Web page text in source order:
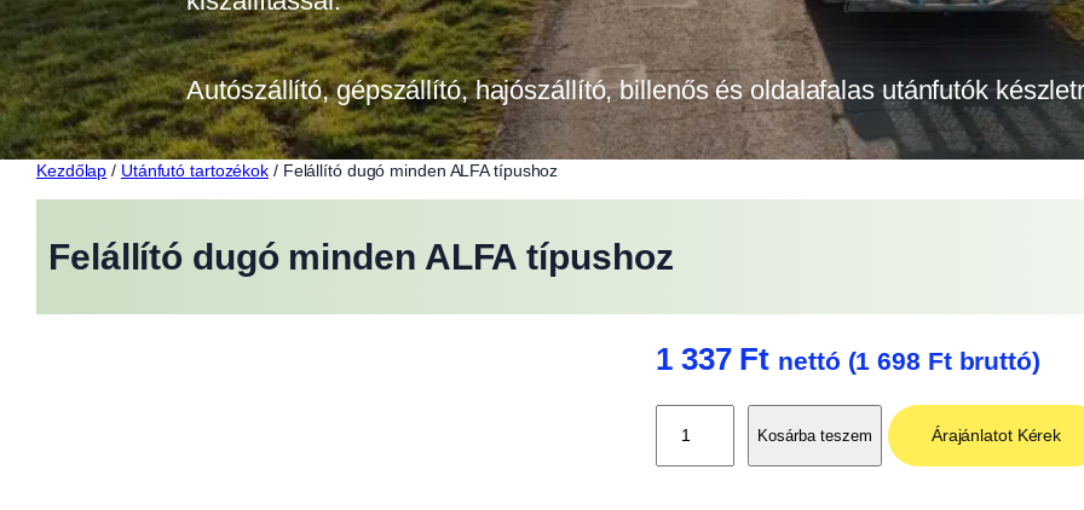
Autószállító, gépszállító, hajószállító, billenős és oldalafalas utánfutók
Kezdőlap / Utánfutó tartozékok / Felállító dugó minden ALFA típushoz
Felállító dugó minden ALFA típushoz
1 337 Ft nettó (1 698 Ftbruttó)
Kosárba teszem Árajánlatot Kérek